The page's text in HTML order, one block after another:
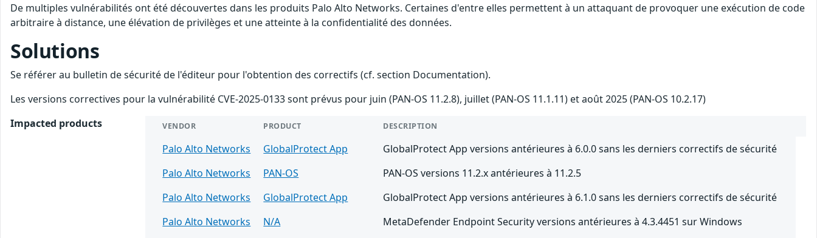
De multiples vulnérabilités ont été découvertes dans les produits Palo Alto Networks. Certaines d'entre elles permettent à un attaquant de provoquer une exécution de code
arbitraire à distance, une élévation de privilèges et une atteinte à la confidentialité des données.
Solutions
Se référer au bulletin de sécurité de l'éditeur pour l'obtention des correctifs (cf. section Documentation).
Les versions correctives pour la vulnérabilité CVE-2025-0133 sont prévus pour juin (PAN-OS 11.2.8), juillet (PAN-OS 11.1.11) et août 2025 (PAN-OS 10.2.17)
Impacted products
VENDOR PRODUCT DESCRIPTION
Palo Alto Networks GlobalProtect App
GlobalProtect App versions antérieures à 6.0.0 sans les derniers correctifs de sécurité
Palo Alto Networks
PAN-OS
PAN-OS versions 11.2.x antérieures à 11.2.5
Palo Alto Networks
GlobalProtect App
GlobalProtect App versions antérieures à 6.1.0 sans les derniers correctifs de sécurité
Palo Alto Networks
N/A
MetaDefender Endpoint Security versions antérieures à 4.3.4451 sur Windows